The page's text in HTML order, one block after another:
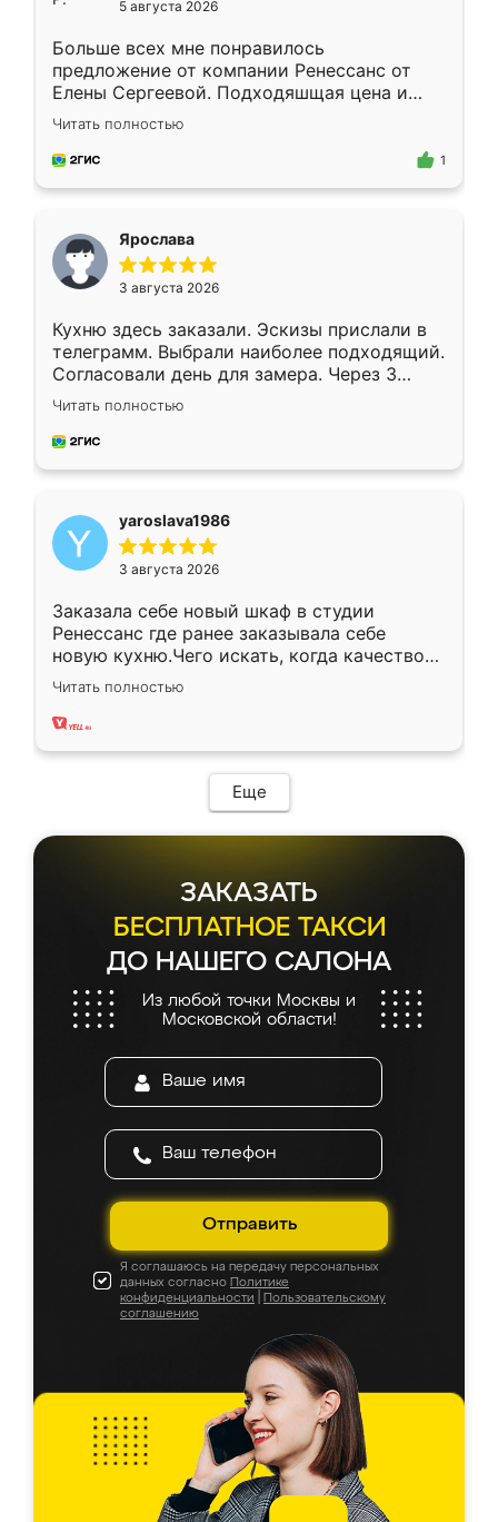
5 августа 2026
Больше всех мне понравилось
предложение от компании Ренессанс от
Елены Сергеевой. Подходяшщая цена и
короткие сроки изготовления. Приехавший
для замера сотрудник Владислав
предложил по моему эскизу самый
Читать полностью
1
Ярослава
3 августа 2026
Кухню здесь заказали. Эскизы прислали в
телеграмм. Выбрали наиболее подходящий.
Согласовали день для замера. Через 3
недели кухня была уже готова. Остались
довольны работой. Спасибо Ренессанс
мебель за качественную работу!
Читать полностью
yaroslava1986
3 августа 2026
Заказала себе новый шкаф в студии
Ренессанс где ранее заказывала себе
новую кухню.Чего искать, когда качеством
вполне довольна. Служит кухня уже почти
два года, нареканий нет.
Читать полностью
Еще
ЗАКАЗАТЬ
БЕСПЛАТНОЕ ТАКСИ
ДО НАШЕГО САЛОНА
Из любой точки Москвы и
Московской области!
Отправить
Я соглашаюсь на передачу персональных
данных согласно Политике
конфиденциальности
Пользовательскому
соглашению